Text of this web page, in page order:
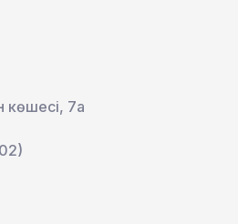
көшесі, 7а